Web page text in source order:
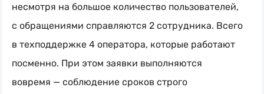
несмотря на большое количество пользователей,
с обращениями справляются 2 сотрудника. Всего
в техподдержке 4 оператора, которые работают
посменно. При этом заявки выполняются
вовремя — соблюдение сроков строго